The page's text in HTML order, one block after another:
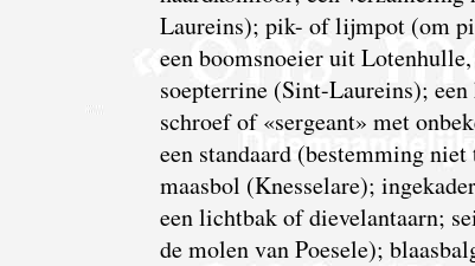
Laureins); pik- of lijmpot (om
een boomsnoeier uit
soepterrine (Sint-Laureins);
schroef of «sergeant» met
een standaard (bestemming
maasbol (Knesselare);
een lichtbak of dievelantaarn;
de molen van Poesele);